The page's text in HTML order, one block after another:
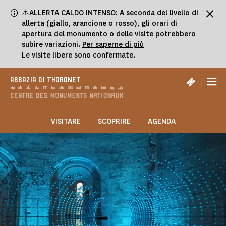
⚠️ALLERTA CALDO INTENSO: A seconda del livello di
allerta (giallo, arancione o rosso), gli orari di
apertura del monumento o delle visite potrebbero
subire variazioni. Per saperne di più
Le visite libere sono confermate.
ABBAZIA DI THORONET |
VISITARE SCOPRIRE AGENDA